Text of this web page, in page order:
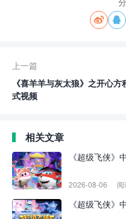
 
上一篇
《喜羊羊与灰太狼》之开心方
式视频
相关文章
《超级飞侠》
2026-08-06
《超级飞侠》